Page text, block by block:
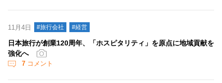
11月4日 #旅行会社 #経営
日本旅行が創業120周年、「ホスピタリティ」を原点に地域貢献を
強化へ
7 コメント